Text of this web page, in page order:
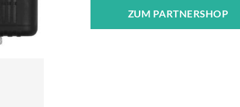
ZUM PARTNERSHOP